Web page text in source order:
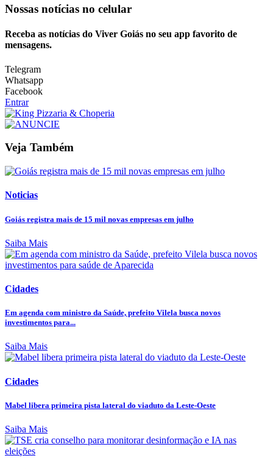
Nossas notícias no celular
Receba as notícias do Viver Goiás no seu app favorito de
mensagens.
Telegram
Whatsapp
Facebook
Entrar
Veja Também
Noticias
Goiás registra mais de 15 mil novas empresas em julho
Saiba Mais
Cidades
Em agenda com ministro da Saúde, prefeito Vilela busca novos
investimentos para...
Saiba Mais
Cidades
Mabel libera primeira pista lateral do viaduto da Leste-Oeste
Saiba Mais